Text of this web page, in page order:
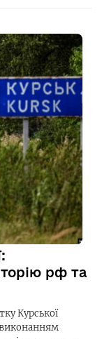
рф та
Курської
виконанням